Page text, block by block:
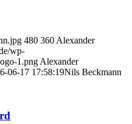
480 360 Alexander
wp-
1.png Alexander
06-17 17:58:19Nils Beckmann